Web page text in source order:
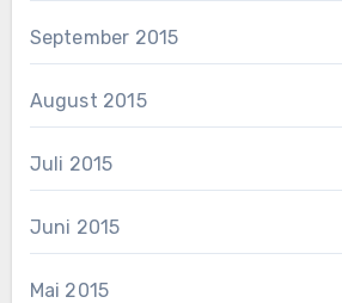
September 2015
August 2015
Juli 2015
Juni 2015
Mai 2015